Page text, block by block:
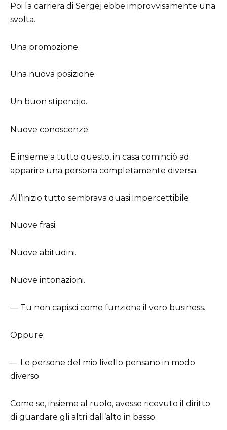
Poi la carriera di Sergej ebbe improvvisamente una
svolta.
Una promozione.
Una nuova posizione.
Un buon stipendio.
Nuove conoscenze.
E insieme a tutto questo, in casa cominciò ad
apparire una persona completamente diversa.
All’inizio tutto sembrava quasi impercettibile.
Nuove frasi.
Nuove abitudini.
Nuove intonazioni.
— Tu non capisci come funziona il vero business.
Oppure:
— Le persone del mio livello pensano in modo
diverso.
Come se, insieme al ruolo, avesse ricevuto il diritto
di guardare gli altri dall’alto in basso.